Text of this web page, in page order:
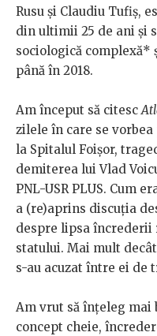
Rusu și Claudiu Tufiș,
din ultimii 25 de ani și
sociologică complexă*
până în 2018.
Am început să citesc
zilele în care se
la Spitalul Foișor,
demiterea lui Vlad
PNL-USR PLUS. Cum
a (re)aprins discuția
despre lipsa
statului. Mai mult
s-au acuzat între ei de
Am vrut să înțeleg mai
concept cheie,